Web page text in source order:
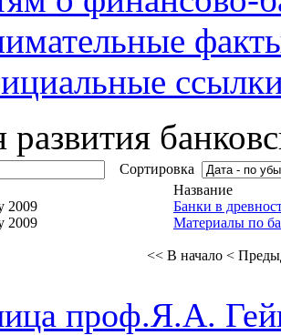
развития
Сортировка
Название
2009
Банки в
2009
Материалы по
<< В начало <
проф.Я.А.